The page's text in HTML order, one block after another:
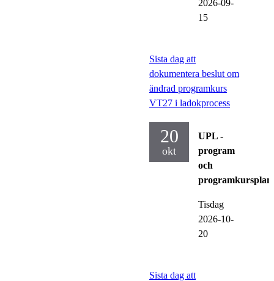
2026-09-
15
Sista dag att
dokumentera beslut om
ändrad programkurs
VT27 i ladokprocess
20
okt
UPL -
program
och
Tisdag
2026-10-
20
Sista dag att